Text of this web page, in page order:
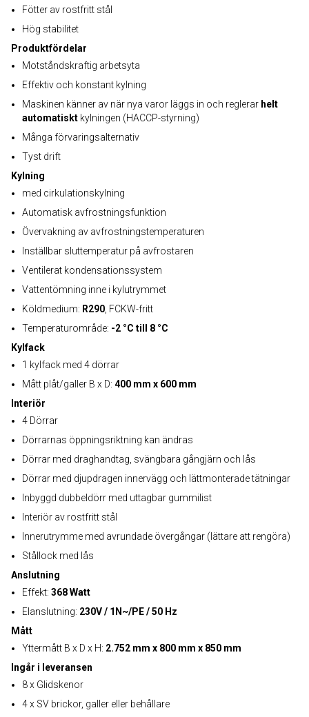
Fötter av rostfritt stål
Hög stabilitet
Produktfördelar
Motståndskraftig arbetsyta
Effektiv och konstant kylning
Maskinen känner av när nya varor läggs in och reglerar helt
automatiskt kylningen (HACCP-styrning)
Många förvaringsalternativ
Tyst drift
Kylning
med cirkulationskylning
Automatisk avfrostningsfunktion
Övervakning av avfrostningstemperaturen
Inställbar sluttemperatur på avfrostaren
Ventilerat kondensationssystem
Vattentömning inne i kylutrymmet
Köldmedium: R290 , FCKW-fritt
Temperaturområde: -2 °C till 8 °C
Kylfack
1 kylfack med 4 dörrar
Mått plåt/galler B x D: 400 mm x 600 mm
Interiör
4 Dörrar
Dörrarnas öppningsriktning kan ändras
Dörrar med draghandtag, svängbara gångjärn och lås
Dörrar med djupdragen innervägg och lättmonterade tätningar
Inbyggd dubbeldörr med uttagbar gummilist
Interiör av rostfritt stål
Innerutrymme med avrundade övergångar (lättare att rengöra)
Stållock med lås
Anslutning
Effekt: 368 Watt
Elanslutning: 230V / 1N~/PE / 50 Hz
Mått
Yttermått B x D x H: 2.752 mm x 800 mm x 850 mm
Ingår i leveransen
8 x Glidskenor
4 x SV brickor, galler eller behållare